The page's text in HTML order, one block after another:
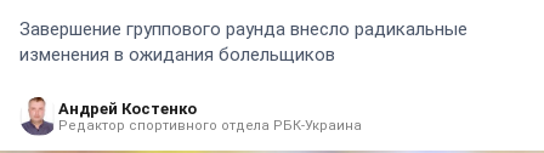
Завершение группового раунда внесло радикальные
изменения в ожидания болельщиков
Андрей Костенко
Редактор спортивного отдела РБК-Украина